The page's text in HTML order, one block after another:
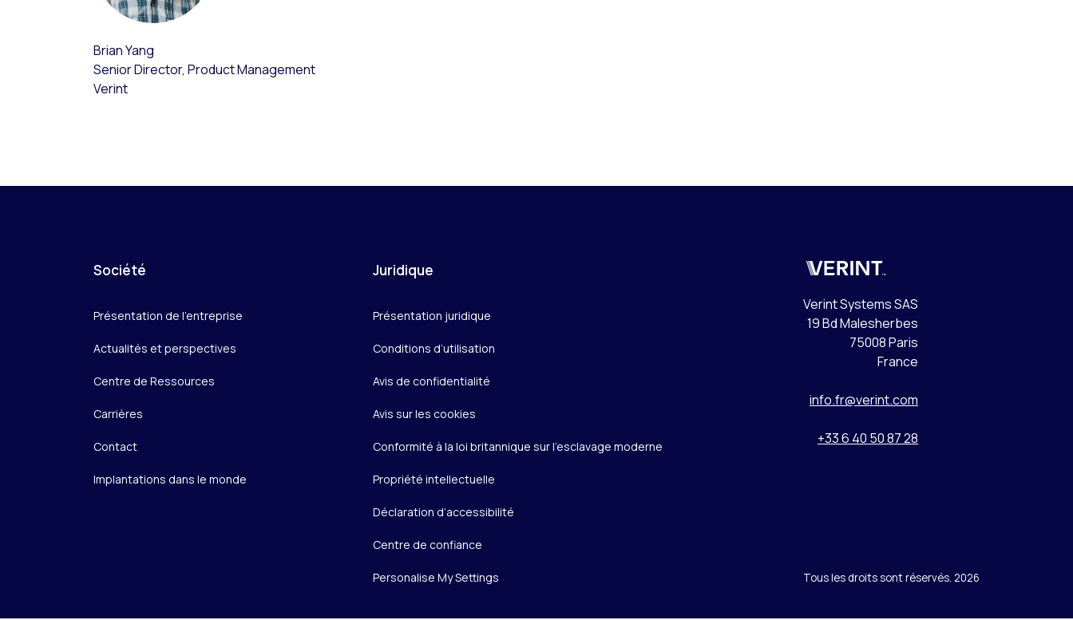
Brian Yang
Senior Director, Product Management
Verint
Société
Présentation de l’entreprise
Actualités et perspectives
Centre de Ressources
Carrières
Contact
Implantations dans le monde
Juridique
Présentation juridique
Conditions d’utilisation
Avis de confidentialité
Avis sur les cookies
Conformité à la loi britannique sur l’esclavage moderne
Propriété intellectuelle
Déclaration d’accessibilité
Centre de confiance
Personalise My Settings
Verint
Verint Systems SAS
19 Bd Malesherbes
75008 Paris
France
info.fr@verint.com
+33 6 40 50 87 28
Tous les droits sont réservés. 2026